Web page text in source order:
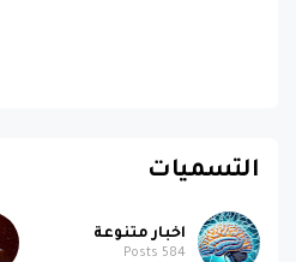
التسميات
اخبار متنوعة
584